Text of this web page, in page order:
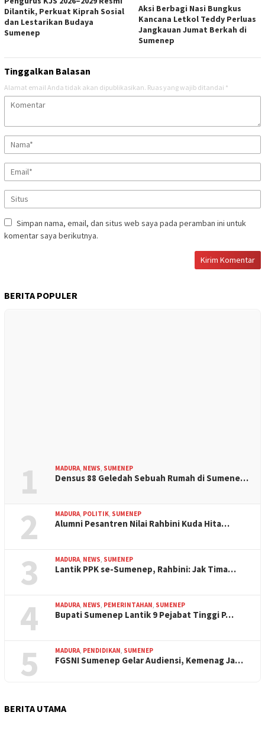
Dilantik, Perkuat Kiprah Sosial
dan Lestarikan Budaya
Sumenep
Aksi Berbagi Nasi Bungkus
Kancana Letkol Teddy Perluas
Jangkauan Jumat Berkah di
Sumenep
Tinggalkan Balasan
Alamat email Anda tidak akan dipublikasikan. Ruas yang wajib ditandai *
Simpan nama, email, dan situs web saya pada peramban ini untuk
komentar saya berikutnya.
BERITA POPULER
1 MADURA, NEWS, SUMENEP
Densus 88 Geledah Sebuah Rumah di Sumene…
2 MADURA, POLITIK, SUMENEP
Alumni Pesantren Nilai Rahbini Kuda Hita…
3 MADURA, NEWS, SUMENEP
Lantik PPK se-Sumenep, Rahbini: Jak Tima…
4 MADURA, NEWS, PEMERINTAHAN, SUMENEP
Bupati Sumenep Lantik 9 Pejabat Tinggi P…
5 MADURA, PENDIDIKAN, SUMENEP
FGSNI Sumenep Gelar Audiensi, Kemenag Ja…
BERITA UTAMA